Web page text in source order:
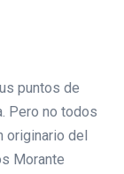
puntos de
Pero no todos
originario del
Morante